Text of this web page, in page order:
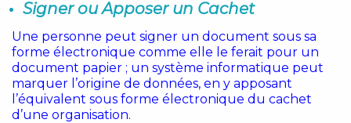
Signer ou Apposer un Cachet
Une personne peut signer un document sous sa
forme électronique comme elle le ferait pour un
document papier ; un système informatique peut
marquer l’origine de données, en y apposant
l’équivalent sous forme électronique du cachet
d’une organisation.